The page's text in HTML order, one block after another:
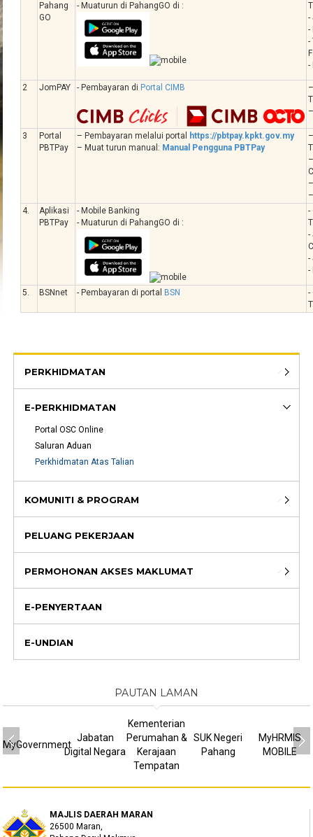
Pahang
GO
- Muaturun di PahangGO di :
-
-
-
-
2 JomPAY - Pembayaran di Portal CIMB
3
Portal
PBTPay
– Pembayaran melalui portal
https://pbtpay.kpkt.gov.my
– Muat turun manual: Manual Pengguna PBTPay
4.
Aplikasi
PBTPay
- Mobile Banking
- Muaturun di PahangGO di :
-
-
-
-
5. BSNnet - Pembayaran di portal BSN
-
PERKHIDMATAN
E-PERKHIDMATAN
Portal OSC Online
Saluran Aduan
Perkhidmatan Atas Talian
KOMUNITI & PROGRAM
PELUANG PEKERJAAN
PERMOHONAN AKSES MAKLUMAT
E-PENYERTAAN
E-UNDIAN
PAUTAN LAMAN
MyGovernment
Jabatan
Digital Negara
Kementerian
Perumahan &
Kerajaan
Tempatan
SUK Negeri
Pahang
MyHRMIS
MOBILE
MAJLIS DAERAH MARAN
26500 Maran,